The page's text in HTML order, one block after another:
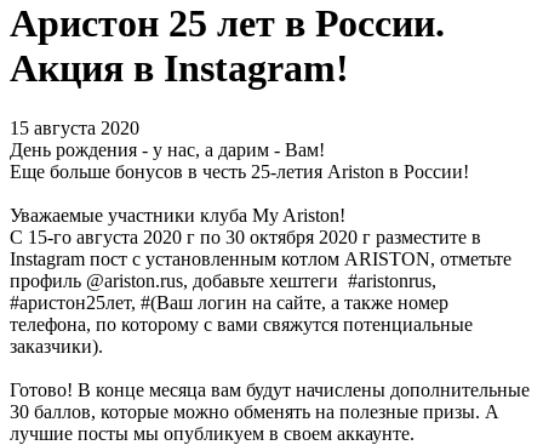
Аристон 25 лет в России.
Акция в Instagram!
15 августа 2020
День рождения - у нас, а дарим - Вам!
Еще больше бонусов в честь 25-летия Ariston в России!
Уважаемые участники клуба My Ariston!
C 15-го августа 2020 г по 30 октября 2020 г разместите в
Instagram пост с установленным котлом ARISTON, отметьте
профиль @ariston.rus, добавьте хештеги #aristonrus,
#аристон25лет, #(Ваш логин на сайте, а также номер
телефона, по которому с вами свяжутся потенциальные
заказчики).
Готово! В конце месяца вам будут начислены дополнительные
30 баллов, которые можно обменять на полезные призы. А
лучшие посты мы опубликуем в своем аккаунте.